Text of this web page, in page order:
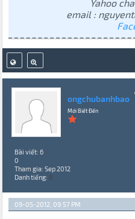
Yahoo
email :
ongchubanhbao
Mới Biết Đến
Bài viết: 6
0
Tham gia: Sep 2012
Danh tiếng: 0
09-05-2012, 09:57 PM